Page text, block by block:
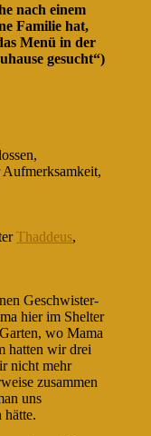
nach einem
Familie hat,
Menü in der
gesucht“)
Aufmerksamkeit,
Thaddeus,
Geschwister-
hier im Shelter
wo Mama
hatten wir drei
nicht mehr
zusammen
uns
hätte.